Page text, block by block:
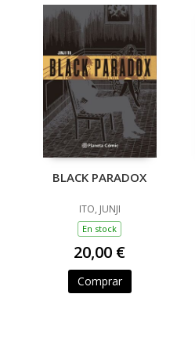
BLACK PARADOX
ITO, JUNJI
En stock
20,00 €
Comprar